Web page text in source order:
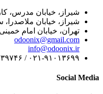
شیراز، خیابان مدرس،
شیراز، خیابان ملاصدرا،
تهران، خیابان امام
odoonix@gmail.com
info@odoonix.ir
۰۲۱-۹۱۰۱۳۶۹۹ / ۰۹۹۶۱۲۳۹۷۴۶ / ۰۹۱۰۱۹۸۱۷۱۳-۱۴
Social Media